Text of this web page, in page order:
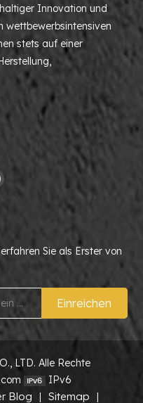
Innovation und
wettbewerbsintensiven
stets auf einer
Sie als Erster von
Einreichen
LTD. Alle Rechte
IPv6
Blog | Sitemap |